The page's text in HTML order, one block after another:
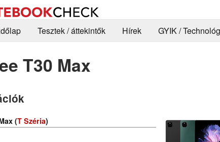
Tesztek / áttekintők Hírek GYIK /
T30 Max
(T Széria)